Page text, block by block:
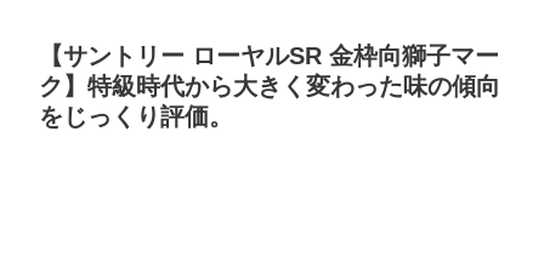
【サントリー ローヤルSR 金枠向獅子マー
ク】特級時代から大きく変わった味の傾向
をじっくり評価。